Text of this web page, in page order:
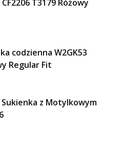
CF2206 T3179 Różowy
codzienna W2GK53
Regular Fit
z Motylkowym